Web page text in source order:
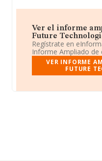
Ver el informe
Future
Regístrate en
Informe Ampliado de
VER INFORME
FUTURE